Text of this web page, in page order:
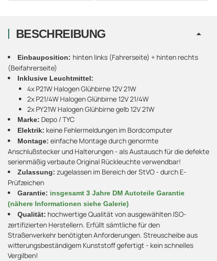
BESCHREIBUNG
Einbauposition: hinten links (Fahrerseite) + hinten rechts
(Beifahrerseite)
Inklusive Leuchtmittel:
4x P21W Halogen Glühbirne 12V 21W
2x P21/4W Halogen Glühbirne 12V 21/4W
2x PY21W Halogen Glühbirne gelb 12V 21W
Marke: Depo / TYC
Elektrik: keine Fehlermeldungen im Bordcomputer
Montage: einfache Montage durch genormte
Anschlußstecker und Halterungen - als Austausch für die defekte
serienmäßig verbaute Original Rückleuchte verwendbar!
Zulassung: zugelassen im Bereich der StVO - durch E-
Prüfzeichen
Garantie: insgesamt 3 Jahre DM Autoteile Garantie
(nähere Informationen siehe Galerie)
Qualität: hochwertige Qualität von ausgewählten ISO-
zertifizierten Herstellern. Erfüllt sämtliche für den
Straßenverkehr benötigten Anforderungen. Streuscheibe aus
witterungsbeständigem Kunststoff gefertigt - kein schnelles
Vergilben!